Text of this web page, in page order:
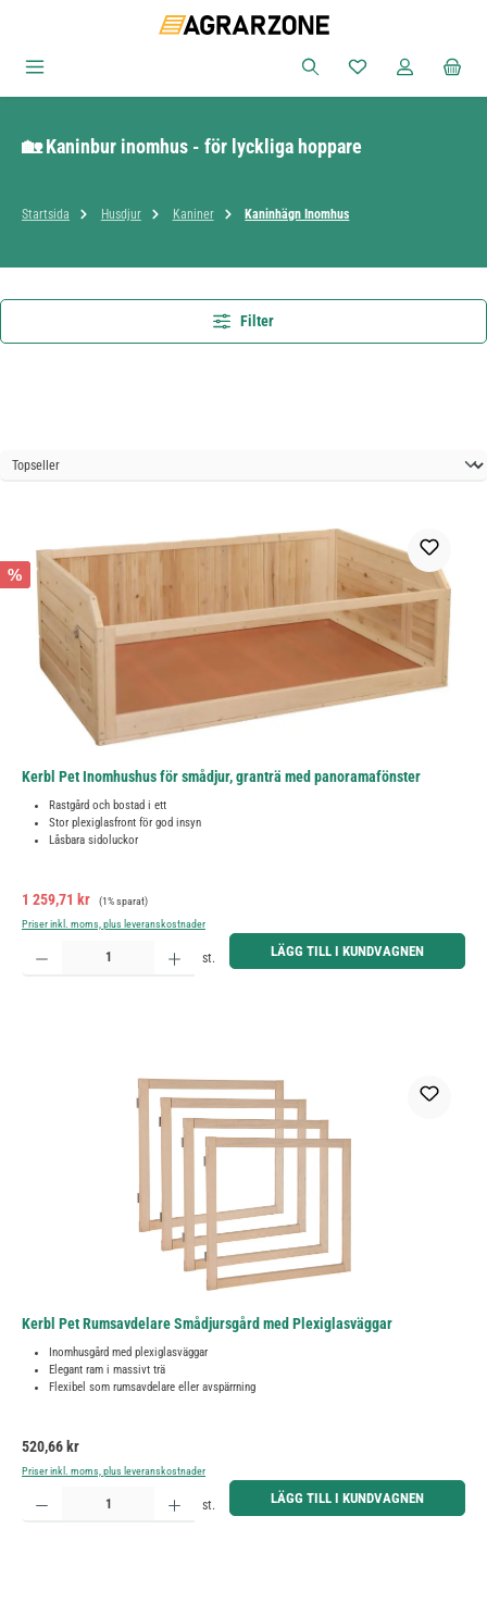
Du har 0 objekt i
🏡 Kaninbur inomhus - för lyckliga hoppare
Startsida Husdjur Kaniner Kaninhägn Inomhus
Filter
%
Kerbl Pet Inomhushus för smådjur, granträ med panoramafönster
Rastgård och bostad i ett
Stor plexiglasfront för god insyn
Låsbara sidoluckor
Försäljningspris:
1 259,71 kr Ordinarie pris:
(1% sparat)
Priser inkl. moms, plus leveranskostnader
Produktkvantitet: Ange önskat belopp eller använd knapparna för att öka eller minska kvantiteten.
st. LÄGG TILL I KUNDVAGNEN
Kerbl Pet Rumsavdelare Smådjursgård med Plexiglasväggar
Inomhusgård med plexiglasväggar
Elegant ram i massivt trä
Flexibel som rumsavdelare eller avspärrning
Ordinarie pris:
520,66 kr
Priser inkl. moms, plus leveranskostnader
Produktkvantitet: Ange önskat belopp eller använd knapparna för att öka eller minska kvantiteten.
st. LÄGG TILL I KUNDVAGNEN